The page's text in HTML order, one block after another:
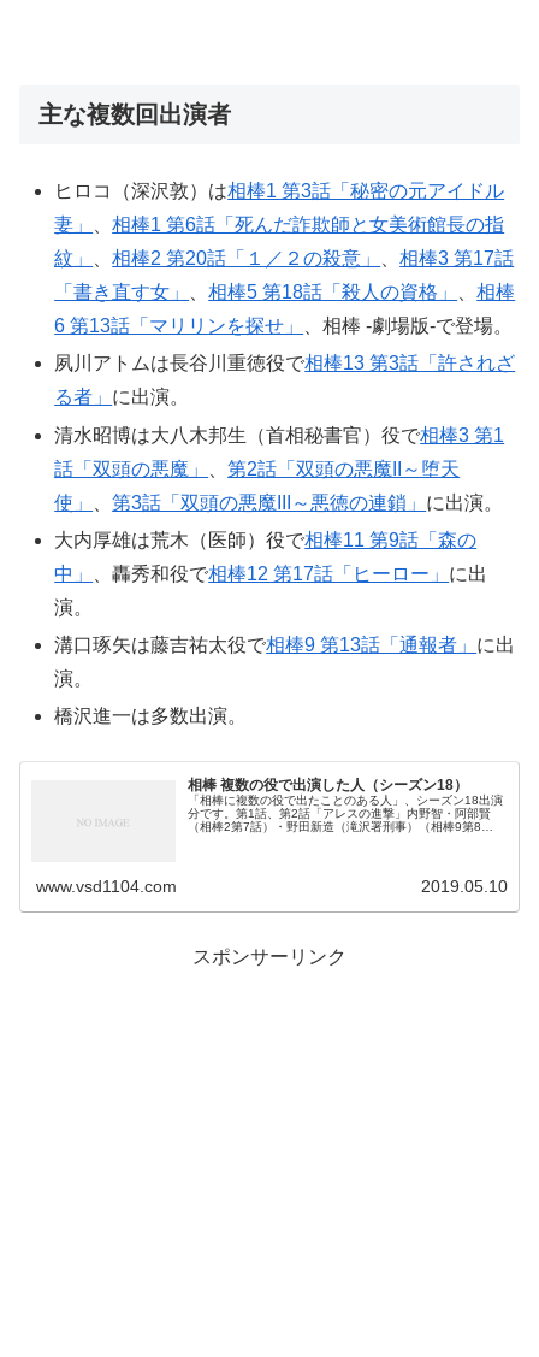
主な複数回出演者
ヒロコ（深沢敦）は相棒1 第3話「秘密の元アイドル
妻」
、相棒1 第6話「死んだ詐欺師と女美術館長の指
紋」
、相棒2 第20話「１／２の殺意」 、相棒3 第17話
「書き直す女」
、相棒5 第18話「殺人の資格」 、相棒
6 第13話「マリリンを探せ」
、相棒 -劇場版-で登場。
夙川アトムは長谷川重徳役で相棒13 第3話「許されざ
る者」 に出演。
清水昭博は大八木邦生（首相秘書官）役で相棒3 第1
話「双頭の悪魔」
、第2話「双頭の悪魔II～堕天
使」
、第3話「双頭の悪魔III～悪徳の連鎖」 に出演。
大内厚雄は荒木（医師）役で相棒11 第9話「森の
中」
、轟秀和役で相棒12 第17話「ヒーロー」 に出
演。
溝口琢矢は藤吉祐太役で相棒9 第13話「通報者」 に出
演。
橋沢進一は多数出演。
相棒 複数の役で出演した人（シーズン18）
「相棒に複数の役で出たことのある人」、シーズン18出演
分です。第1話、第2話「アレスの進撃」内野智・阿部賢
（相棒2第7話）・野田新造（滝沢署刑事）（相棒9第8
www.vsd1104.com 2019.05.10
スポンサーリンク